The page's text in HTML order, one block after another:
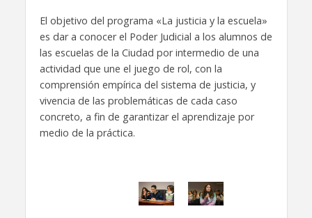
El objetivo del programa «La justicia y la escuela»
es dar a conocer el Poder Judicial a los alumnos de
las escuelas de la Ciudad por intermedio de una
actividad que une el juego de rol, con la
comprensión empírica del sistema de justicia, y
vivencia de las problemáticas de cada caso
concreto, a fin de garantizar el aprendizaje por
medio de la práctica.